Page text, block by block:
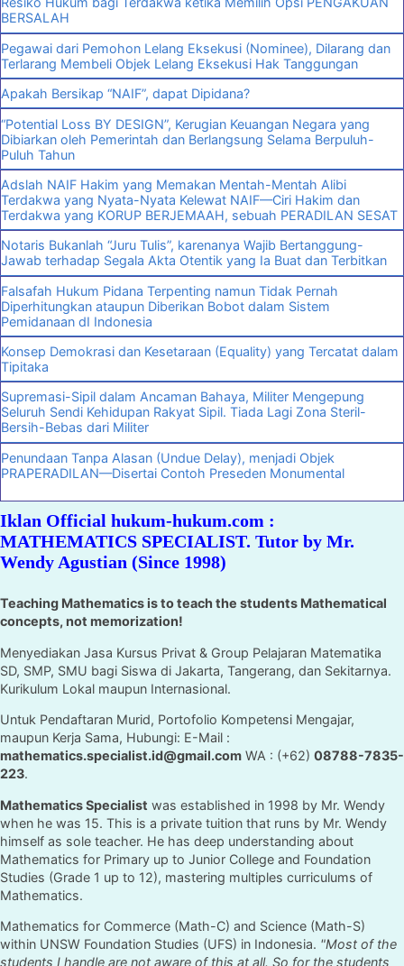
BERSALAH
Pegawai dari Pemohon Lelang Eksekusi (Nominee), Dilarang dan
Terlarang Membeli Objek Lelang Eksekusi Hak Tanggungan
Apakah Bersikap “NAIF”, dapat Dipidana?
“Potential Loss BY DESIGN”, Kerugian Keuangan Negara yang
Dibiarkan oleh Pemerintah dan Berlangsung Selama Berpuluh-
Puluh Tahun
Adslah NAIF Hakim yang Memakan Mentah-Mentah Alibi
Terdakwa yang Nyata-Nyata Kelewat NAIF—Ciri Hakim dan
Terdakwa yang KORUP BERJEMAAH, sebuah PERADILAN SESAT
Notaris Bukanlah “Juru Tulis”, karenanya Wajib Bertanggung-
Jawab terhadap Segala Akta Otentik yang Ia Buat dan Terbitkan
Falsafah Hukum Pidana Terpenting namun Tidak Pernah
Diperhitungkan ataupun Diberikan Bobot dalam Sistem
Pemidanaan dI Indonesia
Konsep Demokrasi dan Kesetaraan (Equality) yang Tercatat dalam
Tipitaka
Supremasi-Sipil dalam Ancaman Bahaya, Militer Mengepung
Seluruh Sendi Kehidupan Rakyat Sipil. Tiada Lagi Zona Steril-
Bersih-Bebas dari Militer
Penundaan Tanpa Alasan (Undue Delay), menjadi Objek
PRAPERADILAN—Disertai Contoh Preseden Monumental
Iklan Official hukum-hukum.com :
MATHEMATICS SPECIALIST. Tutor by Mr.
Wendy Agustian (Since 1998)
Teaching Mathematics is to teach the students Mathematical
concepts, not memorization!
Menyediakan Jasa Kursus Privat & Group Pelajaran Matematika
SD, SMP, SMU bagi Siswa di Jakarta, Tangerang, dan Sekitarnya.
Kurikulum Lokal maupun Internasional.
Untuk Pendaftaran Murid, Portofolio Kompetensi Mengajar,
maupun Kerja Sama, Hubungi: E-Mail :
mathematics.specialist.id@gmail.com WA : (+62) 08788-7835-
223.
Mathematics Specialist was established in 1998 by Mr. Wendy
when he was 15. This is a private tuition that runs by Mr. Wendy
himself as sole teacher. He has deep understanding about
Mathematics for Primary up to Junior College and Foundation
Studies (Grade 1 up to 12), mastering multiples curriculums of
Mathematics.
Mathematics for Commerce (Math-C) and Science (Math-S)
within UNSW Foundation Studies (UFS) in Indonesia. "Most of the
students I handle are not aware of this at all. So for the students